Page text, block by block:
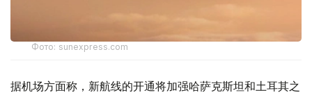
Фото: sunexpress.com
据机场方面称，新航线的开通将加强哈萨克斯坦和土耳其之